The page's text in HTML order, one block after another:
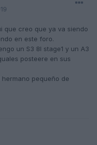
que creo que ya va siendo
en este foro.
un S3 8l stage1 y un A3
posteere en sus
pequeño de